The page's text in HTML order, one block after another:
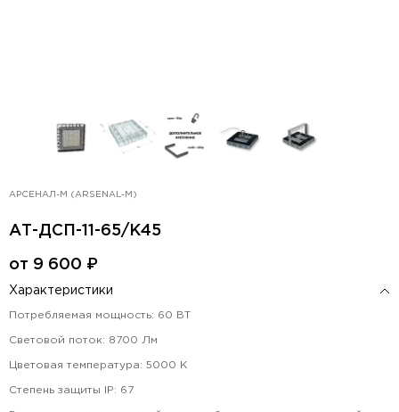
АРСЕНАЛ-М (ARSENAL-M)
АТ-ДСП-11-65/К45
от 9 600 ₽
Характеристики
Потребляемая мощность: 60 ВТ
Световой поток: 8700 Лм
Цветовая температура: 5000 К
Степень защиты IP: 67